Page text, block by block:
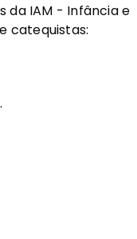
da IAM - Infância e
catequistas: